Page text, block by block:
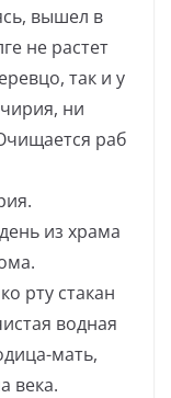
вышел в
не растет
так и у
ни
раб
из храма
рту стакан
водная
мать,
века.